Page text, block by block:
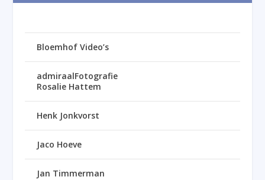
Bloemhof Video’s
admiraalFotografie
Rosalie Hattem
Henk Jonkvorst
Jaco Hoeve
Jan Timmerman